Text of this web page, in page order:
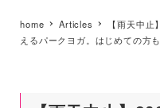
home Articles
【雨天中
えるパークヨガ。はじめての方も